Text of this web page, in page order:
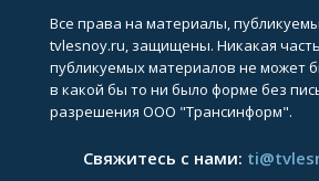
Все права на материалы,
tvlesnoy.ru, защищены. Никакая
публикуемых материалов не может
в какой бы то ни было форме без
разрешения ООО "Трансинформ".
Свяжитесь с нами: